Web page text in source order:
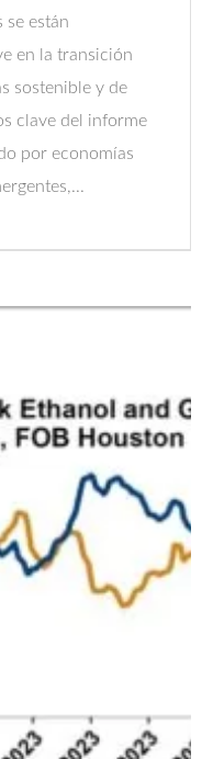
se están
en la transición
sostenible y de
clave del informe
por economías